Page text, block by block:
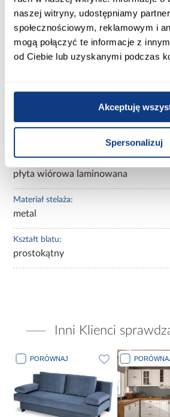
naszej witryny, udostępniamy
społecznościowym, reklamowym i
mogą połączyć te informacje z
od Ciebie lub uzyskanymi podczas
Akceptuję
Spersonalizuj
157.00
Kolor:
bookmatch/kaszmir
jasne drewnopodobne
Wykończenie blatu:
Materiał blatu:
płyta wiórowa laminowana
Materiał stelaża:
metal
Kształt blatu:
prostokątny
Inni Klienci
PORÓWNAJ